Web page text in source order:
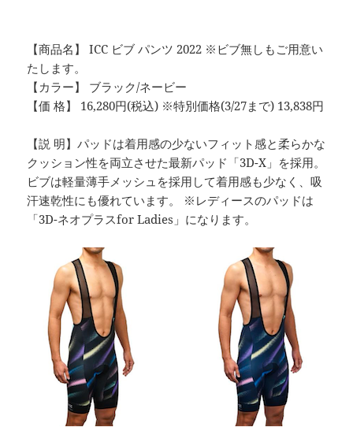
【商品名】 ICC ビブ パンツ 2022 ※ビブ無しもご用意い
たします。
【カラー】 ブラック/ネービー
【価 格】 16,280円(税込) ※特別価格(3/27まで) 13,838円
【説 明】パッドは着用感の少ないフィット感と柔らかな
クッション性を両立させた最新パッド「3D-X」を採用。
ビブは軽量薄手メッシュを採用して着用感も少なく、吸
汗速乾性にも優れています。 ※レディースのパッドは
「3D-ネオプラスfor Ladies」になります。